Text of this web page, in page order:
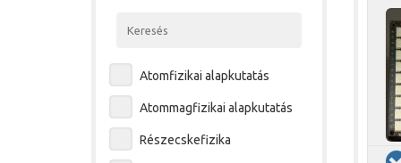
Atomfizikai alapkutatás
Atommagfizikai alapkutatás
Részecskefizika